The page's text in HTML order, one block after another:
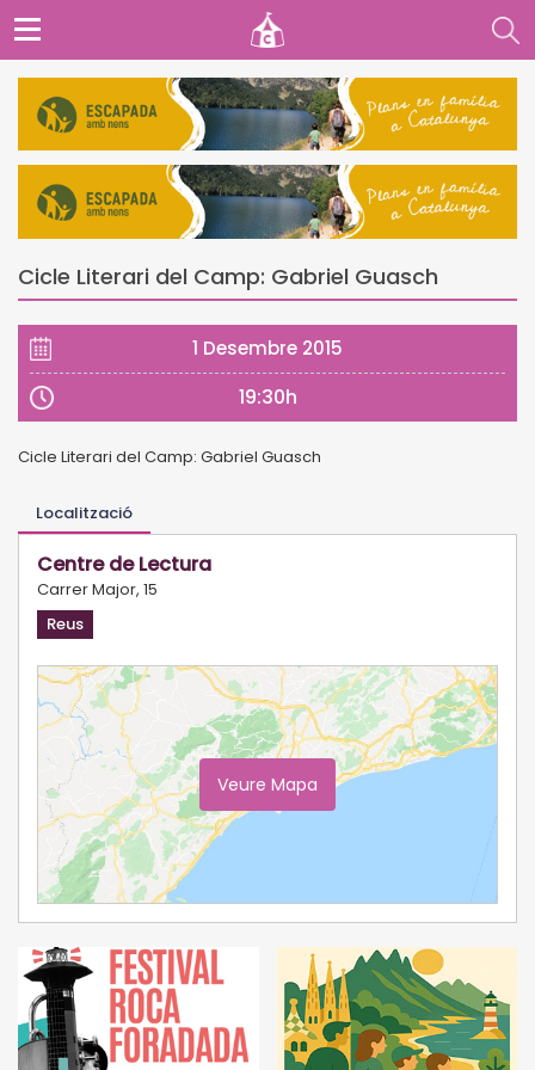
Cicle Literari del Camp: Gabriel Guasch
1 Desembre 2015
19:30h
Cicle Literari del Camp: Gabriel Guasch
Localització
Centre de Lectura
Carrer Major, 15
Reus
Veure Mapa